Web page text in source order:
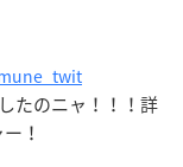
たのニャ！！！詳
！